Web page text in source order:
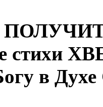
стихи
в